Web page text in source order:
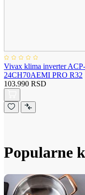
Vivax klima inverter ACP-
24CH70AEMI PRO R32
103.990 RSD
Popularne